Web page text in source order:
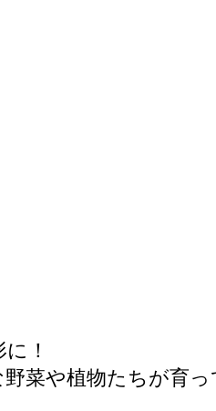
！
菜や植物たちが育